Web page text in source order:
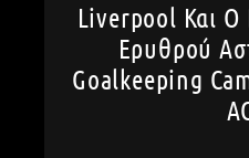
Liverpool Και Ο
Ερυθρού
Goalkeeping